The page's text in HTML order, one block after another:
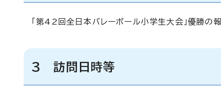
「第42回全日本バレーボール小学生大会」優勝の
3 訪問日時等